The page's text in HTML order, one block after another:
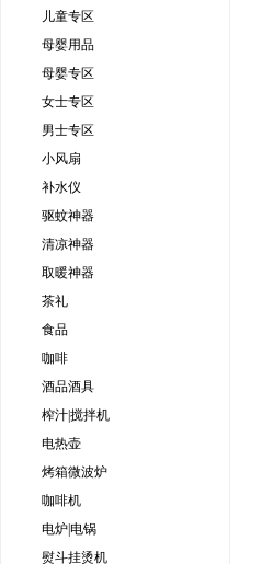
儿童专区
母婴用品
母婴专区
女士专区
男士专区
小风扇
补水仪
驱蚊神器
清凉神器
取暖神器
茶礼
食品
咖啡
酒品酒具
榨汁|搅拌机
电热壶
烤箱微波炉
咖啡机
电炉|电锅
熨斗挂烫机